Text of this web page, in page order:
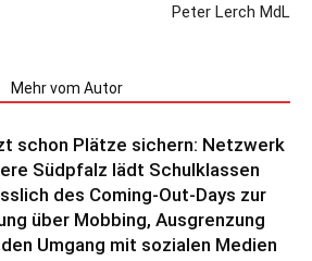
Peter Lerch MdL
Mehr vom Autor
schon Plätze sichern: Netzwerk
Südpfalz lädt Schulklassen
des Coming-Out-Days zur
über Mobbing, Ausgrenzung
Umgang mit sozialen Medien